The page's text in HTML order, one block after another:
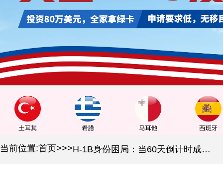
当前位置:首页>>> H-1B身份困局：当60天倒计时成为中产家庭的“达摩克利斯之剑”